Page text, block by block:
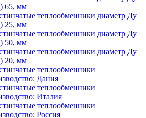
65, мм
теплообменники диаметр Ду
25, мм
теплообменники диаметр Ду
50, мм
теплообменники диаметр Ду
20, мм
теплообменники
Дания
теплообменники
Италия
теплообменники
Россия